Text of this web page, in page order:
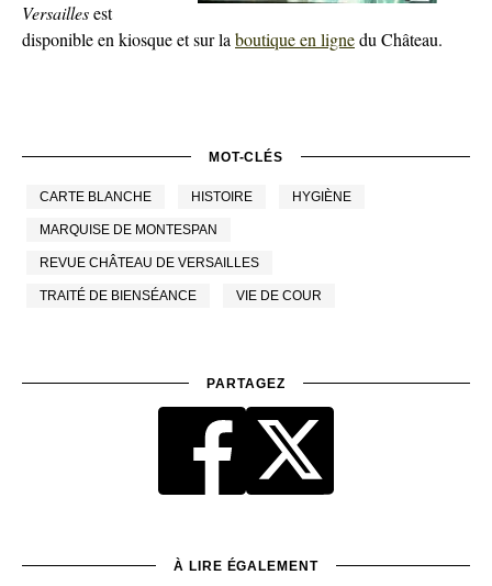
Versaillesest
disponible en kiosque et sur la boutique en lignedu Château.
MOT-CLÉS
CARTE BLANCHE HISTOIRE HYGIÈNE
MARQUISE DE MONTESPAN
REVUE CHÂTEAU DE VERSAILLES
TRAITÉ DE BIENSÉANCE VIE DE COUR
PARTAGEZ
À LIRE ÉGALEMENT